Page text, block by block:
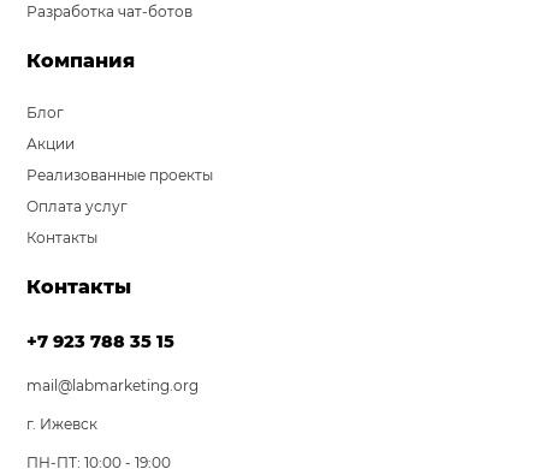
Разработка чат-ботов
Компания
Блог
Акции
Реализованные проекты
Оплата услуг
Контакты
Контакты
+7 923 788 35 15
mail@labmarketing.org
г. Ижевск
ПН-ПТ: 10:00 - 19:00